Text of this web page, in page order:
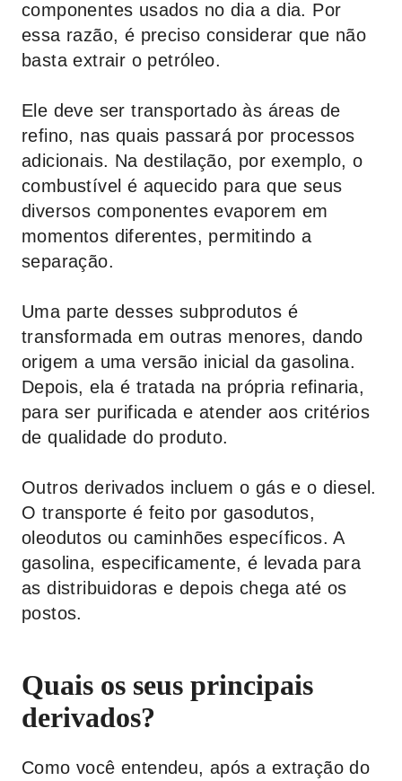
componentes usados no dia a dia. Por
essa razão, é preciso considerar que não
basta extrair o petróleo.
Ele deve ser transportado às áreas de
refino, nas quais passará por processos
adicionais. Na destilação, por exemplo, o
combustível é aquecido para que seus
diversos componentes evaporem em
momentos diferentes, permitindo a
separação.
Uma parte desses subprodutos é
transformada em outras menores, dando
origem a uma versão inicial da gasolina.
Depois, ela é tratada na própria refinaria,
para ser purificada e atender aos critérios
de qualidade do produto.
Outros derivados incluem o gás e o diesel.
O transporte é feito por gasodutos,
oleodutos ou caminhões específicos. A
gasolina, especificamente, é levada para
as distribuidoras e depois chega até os
postos.
Quais os seus principais
derivados?
Como você entendeu, após a extração do